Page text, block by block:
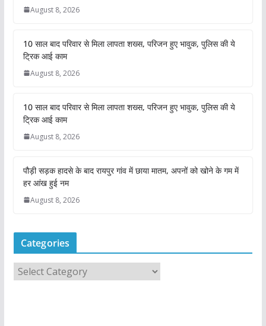
August 8, 2026
10 साल बाद परिवार से मिला लापता शख्स, परिजन हुए भावुक, पुलिस की ये
ट्रिक आई काम
August 8, 2026
10 साल बाद परिवार से मिला लापता शख्स, परिजन हुए भावुक, पुलिस की ये
ट्रिक आई काम
August 8, 2026
पौड़ी सड़क हादसे के बाद रायपुर गांव में छाया मातम, अपनों को खोने के गम में
हर आंख हुई नम
August 8, 2026
Categories
a